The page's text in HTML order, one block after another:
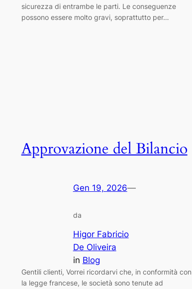
sicurezza di entrambe le parti. Le conseguenze
possono essere molto gravi, soprattutto per…
Approvazione del Bilancio
Gen 19, 2026—
da
Higor Fabricio
De Oliveira
in Blog
Gentili clienti, Vorrei ricordarvi che, in conformità con
la legge francese, le società sono tenute ad